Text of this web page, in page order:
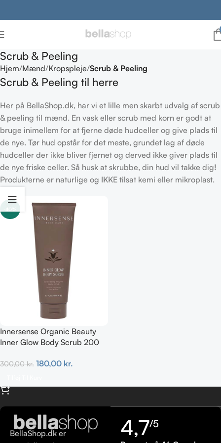
Scrub & Peeling
Hjem Mænd Kropspleje Scrub & Peeling
Scrub & Peeling til herre
Her på BellaShop.dk, har vi et lille men skarbt udvalg af scrub
& peeling til mænd. En vask eller scrub med korn er godt at
bruge inimellem for at fjerne døde hudceller og give plads til
de nye. Tør hud opstår for det meste, grundet lag af døde
hudceller der ikke bliver fjernet og derved ikke giver plads til
de nye friske celler. Så husk at skrubbe, din hud vil takke dig!
Produkterne er naturlige og IKKE tilsat kemi eller mikroplast.
-40%
Innersense Organic Beauty
Inner Glow Body Scrub 200
300,00kr. 180,00 kr.
BellaShop.dk er
4,7/5